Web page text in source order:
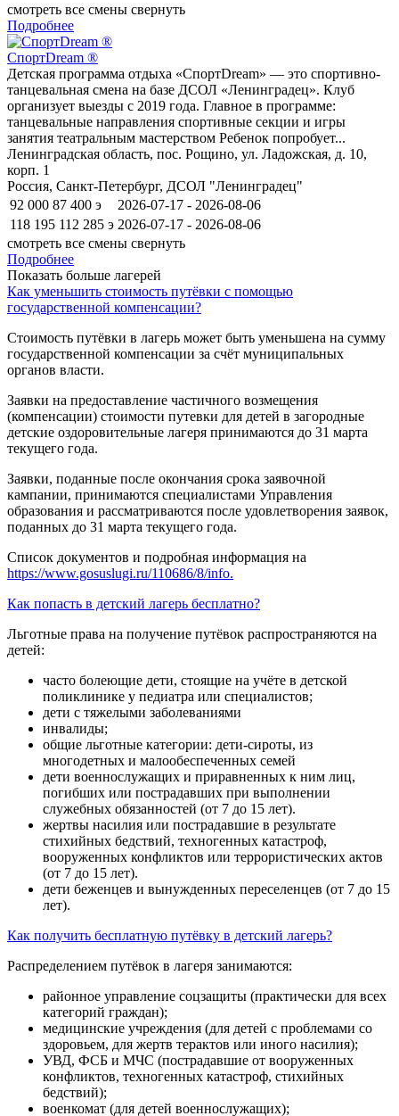
смотреть все смены свернуть
Подробнее
СпортDream ®
Детская программа отдыха «СпортDream» — это спортивно-
танцевальная смена на базе ДСОЛ «Ленинградец». Клуб
организует выезды с 2019 года. Главное в программе:
танцевальные направления спортивные секции и игры
занятия театральным мастерством Ребенок попробует...
Ленинградская область, пос. Рощино, ул. Ладожская, д. 10,
корп. 1
Россия, Санкт-Петербург, ДСОЛ "Ленинградец"
92 000 87 400 э
2026-07-17 - 2026-08-06
118 195 112 285 э 2026-07-17 - 2026-08-06
смотреть все смены свернуть
Подробнее
Показать больше лагерей
Как уменьшить стоимость путёвки с помощью
государственной компенсации?
Стоимость путёвки в лагерь может быть уменьшена на сумму
государственной компенсации за счёт муниципальных
органов власти.
Заявки на предоставление частичного возмещения
(компенсации) стоимости путевки для детей в загородные
детские оздоровительные лагеря принимаются до 31 марта
текущего года.
Заявки, поданные после окончания срока заявочной
кампании, принимаются специалистами Управления
образования и рассматриваются после удовлетворения заявок,
поданных до 31 марта текущего года.
Список документов и подробная информация на
https://www.gosuslugi.ru/110686/8/info.
Как попасть в детский лагерь бесплатно?
Льготные права на получение путёвок распространяются на
детей:
часто болеющие дети, стоящие на учёте в детской
поликлинике у педиатра или специалистов;
дети с тяжелыми заболеваниями
инвалиды;
общие льготные категории: дети-сироты, из
многодетных и малообеспеченных семей
дети военнослужащих и приравненных к ним лиц,
погибших или пострадавших при выполнении
служебных обязанностей (от 7 до 15 лет).
жертвы насилия или пострадавшие в результате
стихийных бедствий, техногенных катастроф,
вооруженных конфликтов или террористических актов
(от 7 до 15 лет).
дети беженцев и вынужденных переселенцев (от 7 до 15
лет).
Как получить бесплатную путёвку в детский лагерь?
Распределением путёвок в лагеря занимаются:
районное управление соцзащиты (практически для всех
категорий граждан);
медицинские учреждения (для детей с проблемами со
здоровьем, для жертв терактов или иного насилия);
УВД, ФСБ и МЧС (пострадавшие от вооруженных
конфликтов, техногенных катастроф, стихийных
бедствий);
военкомат (для детей военнослужащих);